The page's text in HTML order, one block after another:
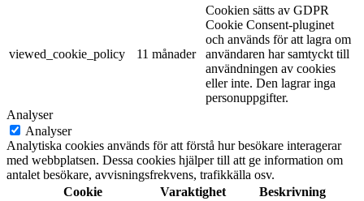
viewed_cookie_policy 11 månader
Cookien sätts av GDPR
Cookie Consent-pluginet
och används för att lagra om
användaren har samtyckt till
användningen av cookies
eller inte. Den lagrar inga
personuppgifter.
Analyser
Analyser
Analytiska cookies används för att förstå hur besökare interagerar
med webbplatsen. Dessa cookies hjälper till att ge information om
antalet besökare, avvisningsfrekvens, trafikkälla osv.
Cookie
Varaktighet Beskrivning